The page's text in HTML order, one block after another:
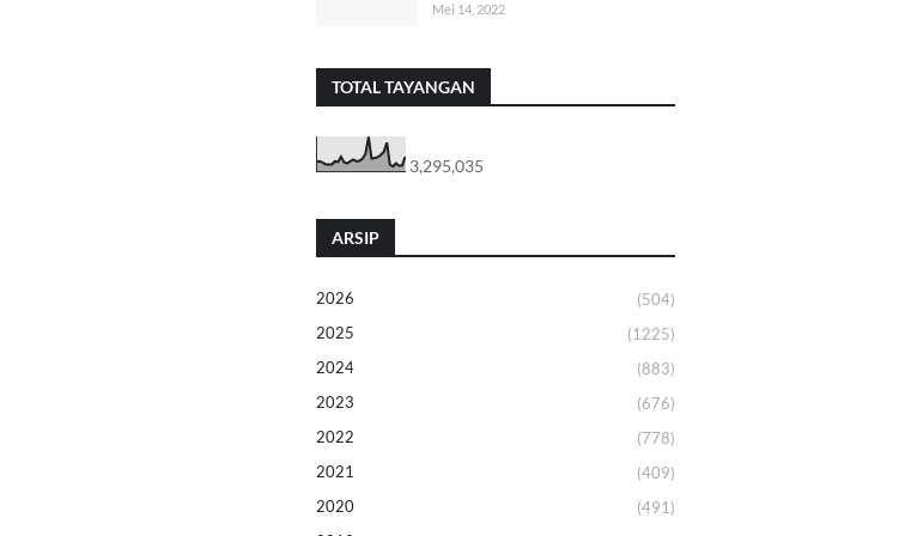
Mei 14, 2022
TOTAL TAYANGAN
3,295,035
ARSIP
2026
(504)
2025
(1225)
2024
(883)
2023
(676)
2022
(778)
2021
(409)
2020
(491)